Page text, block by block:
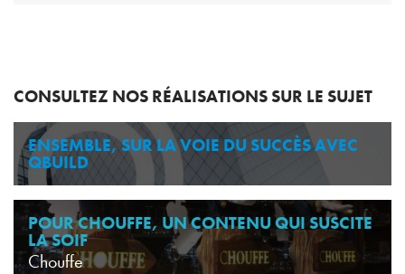
CONSULTEZ NOS RÉALISATIONS SUR LE SUJET
ENSEMBLE, SUR LA VOIE DU SUCCÈS AVEC
QBUILD
POUR CHOUFFE, UN CONTENU QUI SUSCITE
LA SOIF
Chouffe